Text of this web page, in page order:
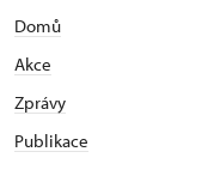
Domů
Akce
Zprávy
Publikace